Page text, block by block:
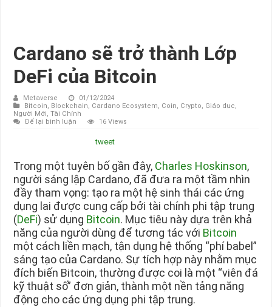
Cardano sẽ trở thành Lớp
DeFi của Bitcoin
Metaverse
01/12/2024
Bitcoin, Blockchain, Cardano Ecosystem, Coin, Crypto, Giáo dục,
Người Mới,Tài Chính
Để lại bình luận
16 Views
tweet
Trong một tuyên bố gần đây, Charles Hoskinson,
người sáng lập Cardano, đã đưa ra một tầm nhìn
đầy tham vọng: tạo ra một hệ sinh thái các ứng
dụng lai được cung cấp bởi tài chính phi tập trung
(DeFi) sử dụng Bitcoin. Mục tiêu này dựa trên khả
năng của người dùng để tương tác với Bitcoin
một cách liền mạch, tận dụng hệ thống “phí babel”
sáng tạo của Cardano. Sự tích hợp này nhằm mục
đích biến Bitcoin, thường được coi là một “viên đá
kỹ thuật số” đơn giản, thành một nền tảng năng
động cho các ứng dụng phi tập trung.